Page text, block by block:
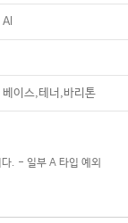
Al
베이스,테너,바리톤
. - 일부 A 타입 예외